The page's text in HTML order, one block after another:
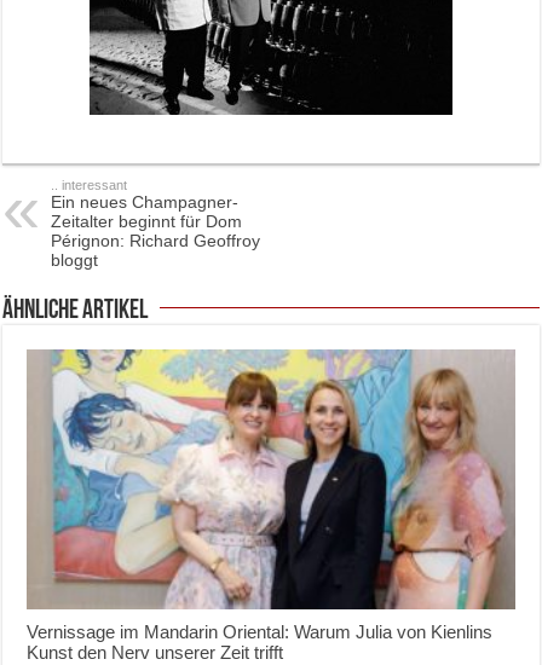
.. interessant
Ein neues Champagner-
Zeitalter beginnt für Dom
Pérignon: Richard Geoffroy
bloggt
ähnliche Artikel
Vernissage im Mandarin Oriental: Warum Julia von Kienlins
Kunst den Nerv unserer Zeit trifft